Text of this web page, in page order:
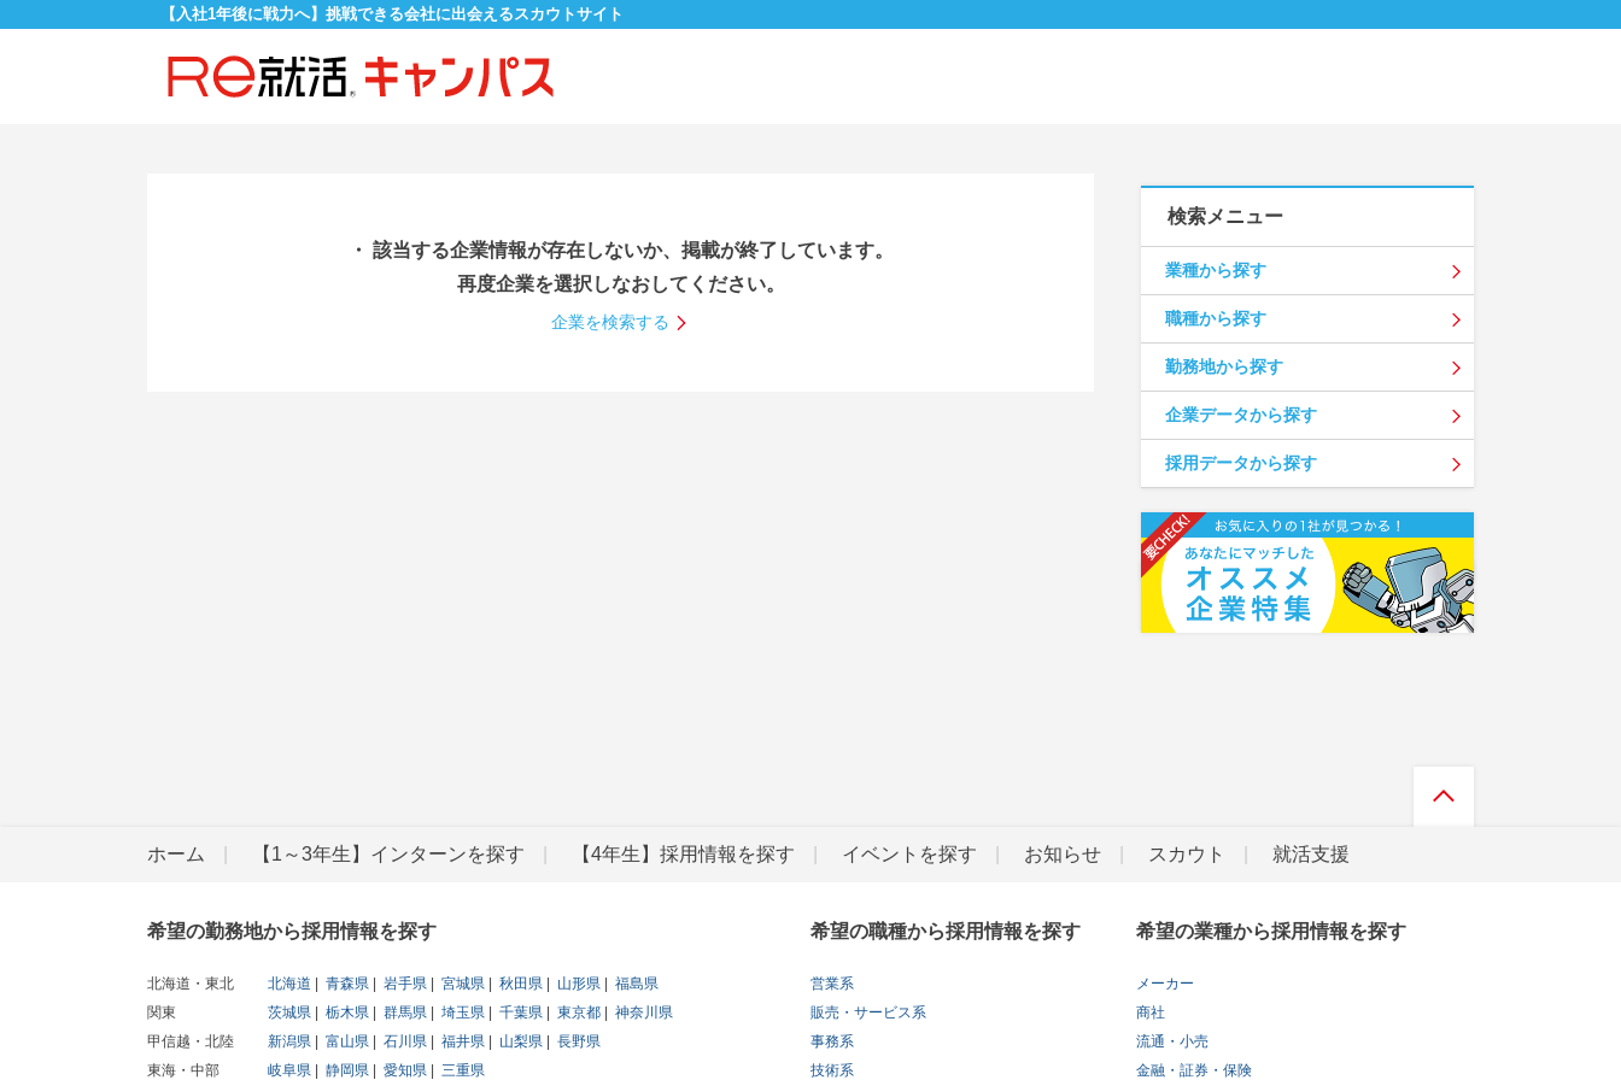
【入社1年後に戦力へ】挑戦できる会社に出会えるスカウトサイト
・ 該当する企業情報が存在しないか、掲載が終了しています。
再度企業を選択しなおしてください。
企業を検索する
検索メニュー
業種から探す
職種から探す
勤務地から探す
企業データから探す
採用データから探す
ホーム 【1～3年生】インターンを探す 【4年生】採用情報を探す イベントを探す お知らせ スカウト 就活支援
希望の勤務地から採用情報を探す
北海道・東北 北海道 青森県 岩手県 宮城県 秋田県 山形県
福島県
関東
茨城県 栃木県 群馬県 埼玉県 千葉県 東京都
神奈川県
甲信越・北陸
新潟県 富山県 石川県 福井県 山梨県
長野県
東海・中部
岐阜県 静岡県 愛知県 三重県
希望の職種から採用情報を探す
営業系
販売・サービス系
事務系
技術系
希望の業種から採用情報を探す
メーカー
商社
流通・小売
金融・証券・保険